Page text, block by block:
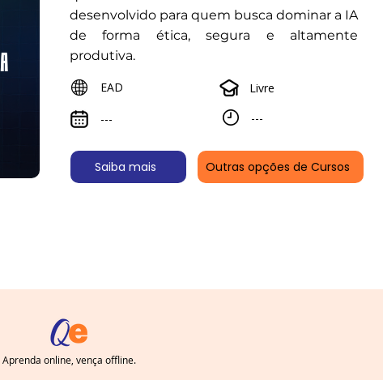
desenvolvido para quem busca dominar a IA
de forma ética, segura e altamente
produtiva.
EAD
Livre
---
---
Saiba mais Outras opções de Cursos
Aprenda online, vença offline.